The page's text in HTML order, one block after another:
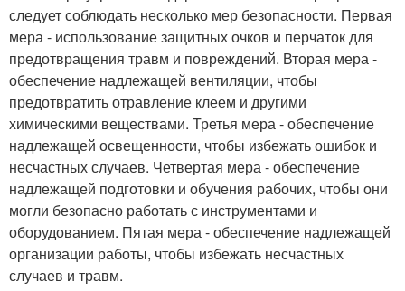
следует соблюдать несколько мер безопасности. Первая
мера - использование защитных очков и перчаток для
предотвращения травм и повреждений. Вторая мера -
обеспечение надлежащей вентиляции, чтобы
предотвратить отравление клеем и другими
химическими веществами. Третья мера - обеспечение
надлежащей освещенности, чтобы избежать ошибок и
несчастных случаев. Четвертая мера - обеспечение
надлежащей подготовки и обучения рабочих, чтобы они
могли безопасно работать с инструментами и
оборудованием. Пятая мера - обеспечение надлежащей
организации работы, чтобы избежать несчастных
случаев и травм.